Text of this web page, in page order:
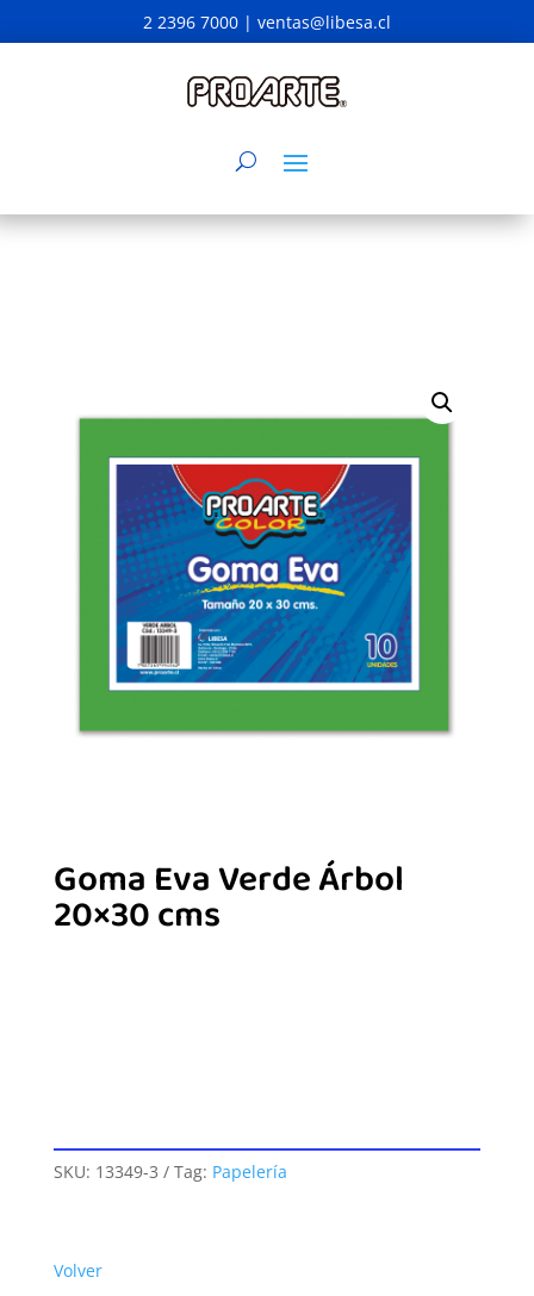
2 2396 7000 | ventas@libesa.cl
Goma Eva Verde Árbol
20×30 cms
SKU: 13349-3 Tag: Papelería
Volver